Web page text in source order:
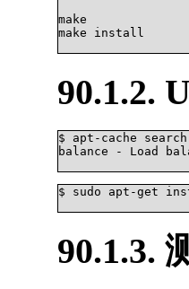
make
make install
90.1.2.
$ apt-cache
balance - Load
$ sudo apt-get
90.1.3.